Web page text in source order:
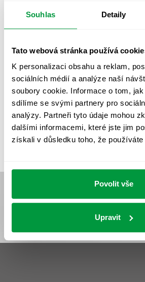
Souhlas Detaily
Tato webová stránka používá
K personalizaci obsahu a reklam,
sociálních médií a analýze naší
soubory cookie. Informace o tom,
sdílíme se svými partnery pro
analýzy. Partneři tyto údaje mohou
dalšími informacemi, které jste jim
získali v důsledku toho, že používáte
Povolit vše
Upravit
PROTIPANICKÉ OSVĚTLENÍ
PROVOZNÍ DENÍK NOUZOVÉHO OSVĚTLENÍ
REVIZE NOUZOVÉHO OSVĚTLENÍ ŘÍZENÍ
UMĚLÉ OSVĚTLENÍ VEŘEJNÉ OSVĚTLENÍ
VÝPOČET OSVĚTLENÍ VÝPOČET ZASTÍNĚNÍ
VÝPOČTY A NÁVRHY ZASTÍNĚNÍ
ZKOUŠKY NOUZOVÉHO OSVĚTLENÍ